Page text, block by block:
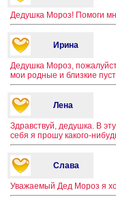
Дедушка Мороз! Помоги
Ирина
Дедушка Мороз,
мои родные и близкие
Лена
Здравствуй, дедушка. В
себя я прошу какого-
Слава
Уважаемый Дед Мороз я